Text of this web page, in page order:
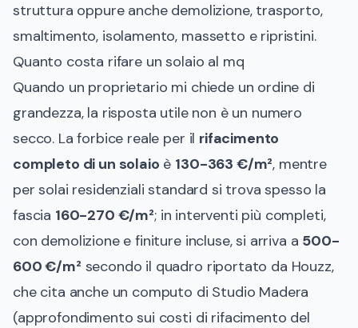
struttura oppure anche demolizione, trasporto,
smaltimento, isolamento, massetto e ripristini.
Quanto costa rifare un solaio al mq
Quando un proprietario mi chiede un ordine di
grandezza, la risposta utile non è un numero
secco. La forbice reale per il rifacimento
completo di un solaio è 130-363 €/m², mentre
per solai residenziali standard si trova spesso la
fascia 160-270 €/m²; in interventi più completi,
con demolizione e finiture incluse, si arriva a 500-
600 €/m² secondo il quadro riportato da Houzz,
che cita anche un computo di Studio Madera
(approfondimento sui costi di rifacimento del